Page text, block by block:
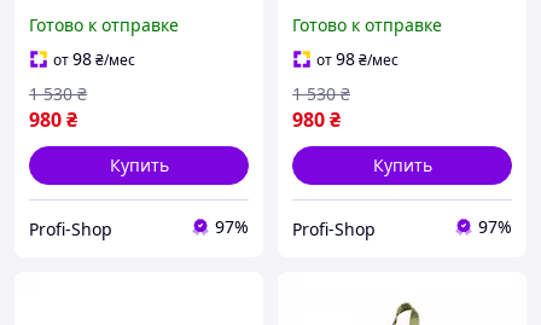
(1410351242)
Готово к отправке
от98₴/мес
980₴
1 530 ₴
Купить
Profi-Shop 97%
Готово к отправке
от98₴/мес
980₴
1 530 ₴
Купить
Profi-Shop 97%